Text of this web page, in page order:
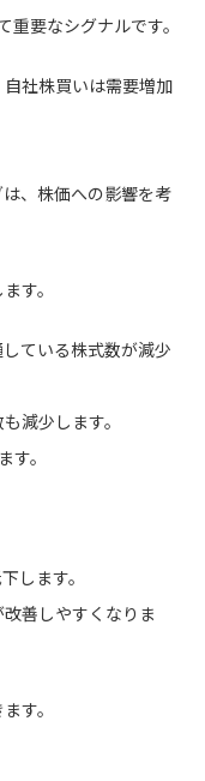
要なシグナルです。
社株買いは需要増加
、株価への影響を考
す。
ている株式数が減少
減少します。
。
します。
善しやすくなりま
す。